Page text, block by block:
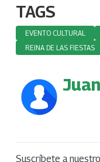
TAGS
EVENTO CULTURAL
REINA DE LAS FIESTAS
Suscríbete a